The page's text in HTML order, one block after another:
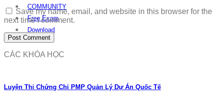
COMMUNITY
Free Exam
Download
Save my name, email, and website in this browser for the
next time I comment.
CÁC KHÓA HỌC
Luyện Thi Chứng Chỉ PMP Quản Lý Dự Án Quốc Tế